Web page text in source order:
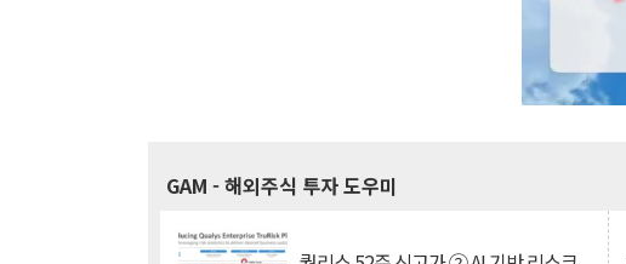
GAM - 해외주식 투자 도우미